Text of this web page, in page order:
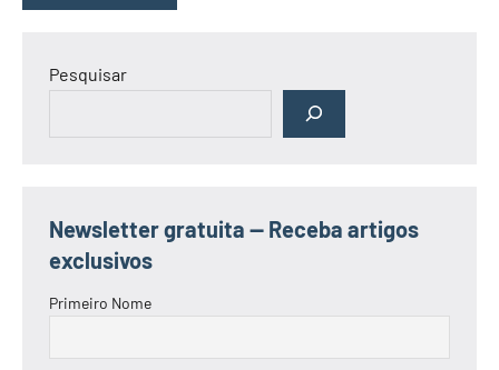
Pesquisar
Newsletter gratuita — Receba artigos
exclusivos
Primeiro Nome